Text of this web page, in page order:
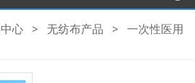
心 > 无纺布产品 > 一次性医用